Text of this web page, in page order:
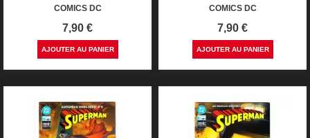
COMICS DC
Prix
7,90 €
AJOUTER AU PANIER
COMICS DC
Prix
7,90 €
AJOUTER AU PANIER